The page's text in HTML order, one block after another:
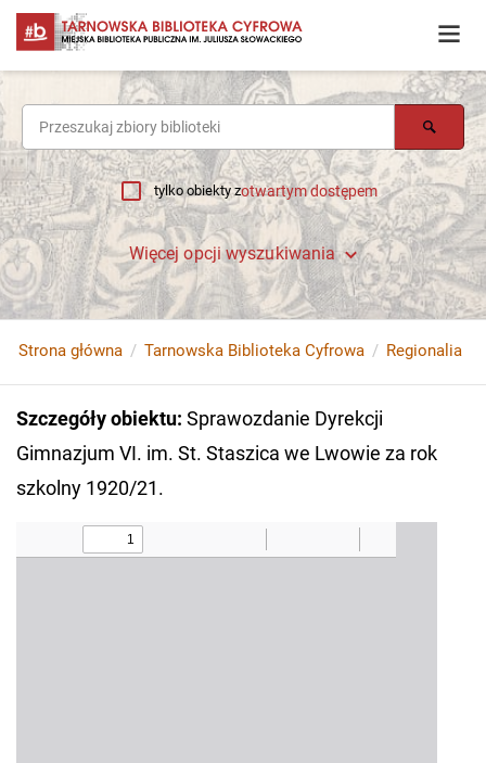
tylko obiekty zotwartym dostępem
Więcej opcji wyszukiwania
Strona główna Tarnowska Biblioteka Cyfrowa Regionalia
Szczegóły obiektu: Sprawozdanie Dyrekcji
Gimnazjum VI. im. St. Staszica we Lwowie za rok
szkolny 1920/21.